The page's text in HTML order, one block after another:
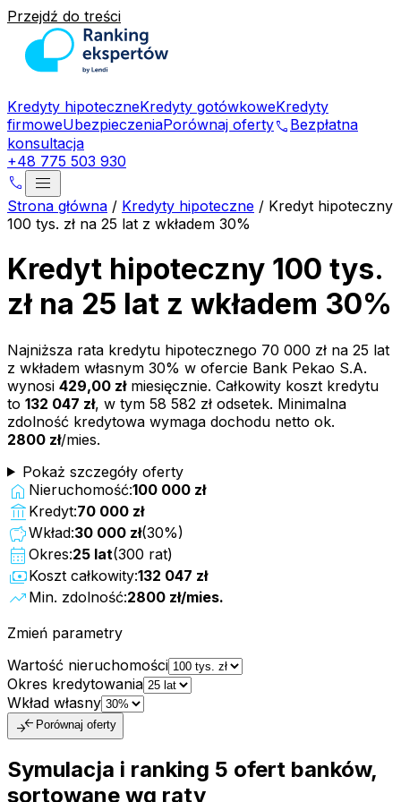
Przejdź do treści
Kredyty hipoteczneKredyty gotówkoweKredyty
firmoweUbezpieczeniaPorównaj ofertyphone Bezpłatna
konsultacja
+48 775 503 930
phone menu
Strona główna / Kredyty hipoteczne / Kredyt hipoteczny
100 tys. zł na 25 lat z wkładem 30%
Kredyt hipoteczny 100 tys.
zł na 25 lat z wkładem 30%
Najniższa rata kredytu hipotecznego 70 000 zł na 25 lat
z wkładem własnym 30% w ofercie Bank Pekao S.A.
wynosi 429,00 złmiesięcznie. Całkowity koszt kredytu
to 132 047 zł, w tym 58 582 zł odsetek. Minimalna
zdolność kredytowa wymaga dochodu netto ok.
2800 zł/mies.
Pokaż szczegóły oferty
home Nieruchomość:100 000 zł
account_balance Kredyt:70 000 zł
savingsWkład:30 000 zł(30%)
calendar_month Okres:25 lat(300 rat)
paymentsKoszt całkowity:132 047 zł
trending_up Min. zdolność:2800 zł/mies.
Zmień parametry
Wartość nieruchomości
Okres kredytowania
Wkład własny
compare_arrows Porównaj oferty
Symulacja i ranking 5 ofert banków,
sortowane wg raty